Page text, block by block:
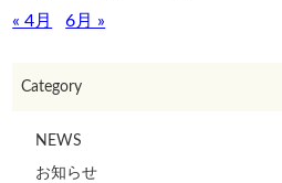
« 4月 6月 »
Category
NEWS
お知らせ